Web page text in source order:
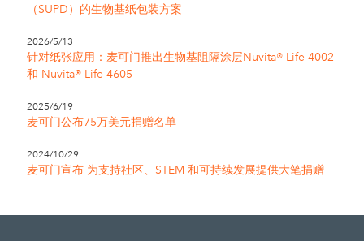
（SUPD）的生物基纸包装方案
2026/5/13
针对纸张应用：麦可门推出生物基阻隔涂层Nuvita® Life 4002
和 Nuvita® Life 4605
2025/6/19
麦可门公布75万美元捐赠名单
2024/10/29
麦可门宣布 为支持社区、STEM 和可持续发展提供大笔捐赠